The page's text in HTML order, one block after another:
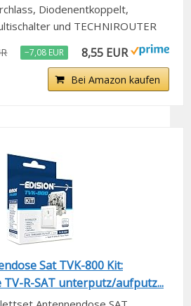
Diodenentkoppelt,
und TECHNIROUTER
−7,08 EUR 8,55 EUR
Bei Amazon kaufen
Sat TVK-800 Kit:
R-SAT unterputz/aufputz...